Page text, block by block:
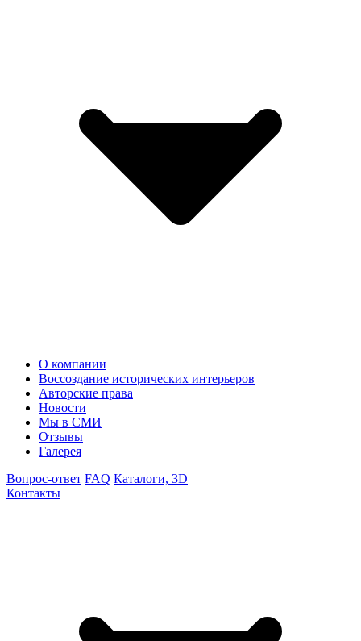
О компании
Воссоздание исторических интерьеров
Авторские права
Новости
Мы в СМИ
Отзывы
Галерея
Вопрос-ответ FAQ Каталоги, 3D
Контакты